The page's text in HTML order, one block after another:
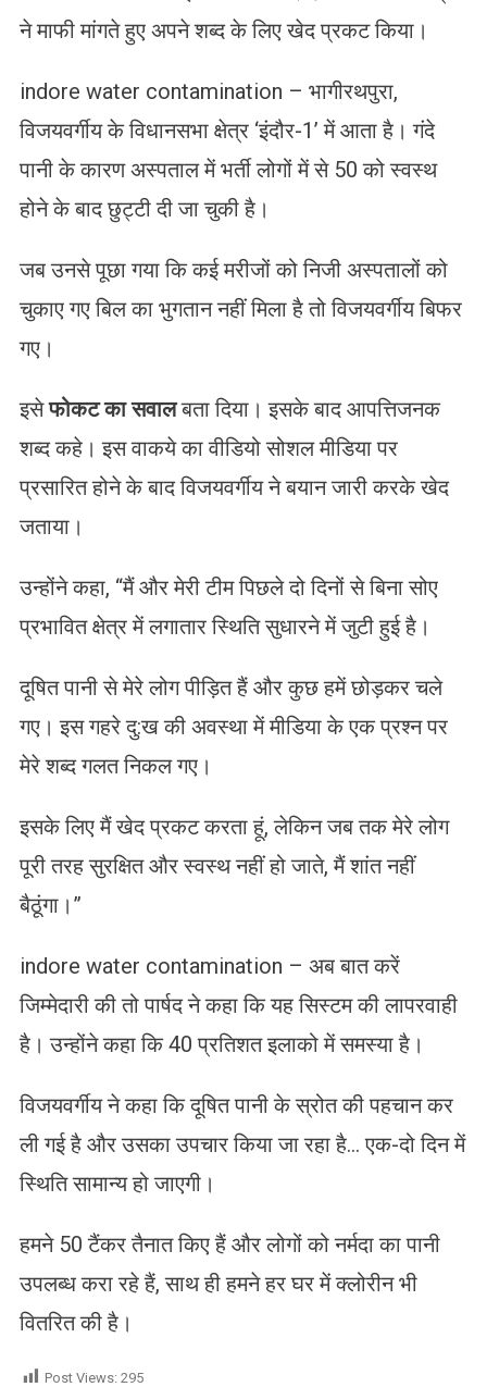
ने माफी मांगते हुए अपने शब्द के लिए खेद प्रकट किया।
indore water contamination – भागीरथपुरा,
विजयवर्गीय के विधानसभा क्षेत्र ‘इंदौर-1’ में आता है। गंदे
पानी के कारण अस्पताल में भर्ती लोगों में से 50 को स्वस्थ
होने के बाद छुट्टी दी जा चुकी है।
जब उनसे पूछा गया कि कई मरीजों को निजी अस्पतालों को
चुकाए गए बिल का भुगतान नहीं मिला है तो विजयवर्गीय बिफर
गए।
इसेफोकट का सवालबता दिया। इसके बाद आपत्तिजनक
शब्द कहे। इस वाकये का वीडियो सोशल मीडिया पर
प्रसारित होने के बाद विजयवर्गीय ने बयान जारी करके खेद
जताया।
उन्होंने कहा, ‘‘मैं और मेरी टीम पिछले दो दिनों से बिना सोए
प्रभावित क्षेत्र में लगातार स्थिति सुधारने में जुटी हुई है।
दूषित पानी से मेरे लोग पीड़ित हैं और कुछ हमें छोड़कर चले
गए। इस गहरे दु:ख की अवस्था में मीडिया के एक प्रश्न पर
मेरे शब्द गलत निकल गए।
इसके लिए मैं खेद प्रकट करता हूं, लेकिन जब तक मेरे लोग
पूरी तरह सुरक्षित और स्वस्थ नहीं हो जाते, मैं शांत नहीं
बैठूंगा।”
indore water contamination – अब बात करें
जिम्मेदारी की तो पार्षद ने कहा कि यह सिस्टम की लापरवाही
है। उन्होंने कहा कि 40 प्रतिशत इलाको में समस्या है।
विजयवर्गीय ने कहा कि दूषित पानी के स्रोत की पहचान कर
ली गई है और उसका उपचार किया जा रहा है… एक-दो दिन में
स्थिति सामान्य हो जाएगी।
हमने 50 टैंकर तैनात किए हैं और लोगों को नर्मदा का पानी
उपलब्ध करा रहे हैं, साथ ही हमने हर घर में क्लोरीन भी
वितरित की है।
Post Views: 295